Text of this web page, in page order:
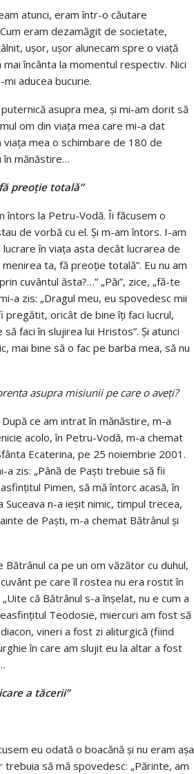
atunci, eram într-o căutare
eram dezamăgit de societate,
uşor, uşor alunecam spre o viaţă
încânta la momentul respectiv. Nici
aducea bucurie.
asupra mea, şi mi-am dorit să
om din viaţa mea care mi-a dat
mea o schimbare de 180 de
în mănăstire…
preoţie totală”
întors la Petru-Vodă. Îi făcusem o
de vorbă cu el. Şi m-am întors. I-am
în viaţa asta decât lucrarea de
ta, fă preoţie totală”. Eu nu am
cuvântul ăsta?…” „Păi”, zice, „fă-te
a zis: „Dragul meu, eu spovedesc mii
oricât de bine îţi faci lucrul,
faci în slujirea lui Hristos”. Şi atunci
mai bine să o fac pe barba mea, să nu
asupra misiunii pe care o aveţi?
ce am intrat în mănăstire, m-a
acolo, în Petru-Vodă, m-a chemat
Ecaterina, pe 25 noiembrie 2001.
a zis: „Până de Paşti trebuie să fii
Pimen, să mă întorc acasă, în
n-a ieşit nimic, timpul trecea,
de Paşti, m-a chemat Bătrânul şi
ca pe un om văzător cu duhul,
pe care îl rostea nu era rostit în
că Bătrânul s-a înşelat, nu e cum a
Teodosie, miercuri am fost să
vineri a fost zi aliturgică (fiind
în care am slujit eu la altar a fost
a tăcerii”
eu odată o boacănă şi nu eram aşa
să mă spovedesc: „Părinte, am